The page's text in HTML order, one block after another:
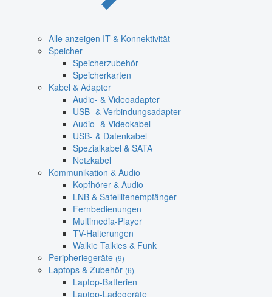
Alle anzeigen IT & Konnektivität
Speicher
Speicherzubehör
Speicherkarten
Kabel & Adapter
Audio- & Videoadapter
USB- & Verbindungsadapter
Audio- & Videokabel
USB- & Datenkabel
Spezialkabel & SATA
Netzkabel
Kommunikation & Audio
Kopfhörer & Audio
LNB & Satellitenempfänger
Fernbedienungen
Multimedia-Player
TV-Halterungen
Walkie Talkies & Funk
Peripheriegeräte (9)
Laptops & Zubehör (6)
Laptop-Batterien
Laptop-Ladegeräte